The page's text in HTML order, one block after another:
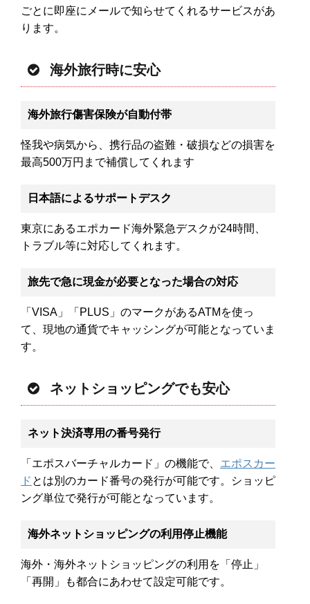
ごとに即座にメールで知らせてくれるサービスがあ
ります。
海外旅行時に安心
海外旅行傷害保険が自動付帯
怪我や病気から、携行品の盗難・破損などの損害を
最高500万円まで補償してくれます
日本語によるサポートデスク
東京にあるエポカード海外緊急デスクが24時間、
トラブル等に対応してくれます。
旅先で急に現金が必要となった場合の対応
「VISA」「PLUS」のマークがあるATMを使っ
て、現地の通貨でキャッシングが可能となっていま
す。
ネットショッピングでも安心
ネット決済専用の番号発行
「エポスバーチャルカード」の機能で、 エポスカー
ド とは別のカード番号の発行が可能です。ショッピ
ング単位で発行が可能となっています。
海外ネットショッピングの利用停止機能
海外・海外ネットショッピングの利用を「停止」
「再開」も都合にあわせて設定可能です。